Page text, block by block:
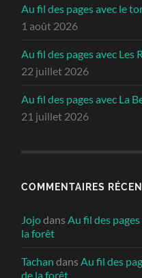
Au fil des pages avec le
1 août 2026
Au fil des pages avec Les
22 juillet 2026
Au fil des pages avec La
21 juillet 2026
COMMENTAIRES
JojodansAu fil des
la forêt
Tachan dansAu fil des
de la forêt